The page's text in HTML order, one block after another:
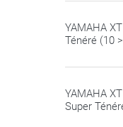
YAMAHA
Ténéré (10
YAMAHA
Super